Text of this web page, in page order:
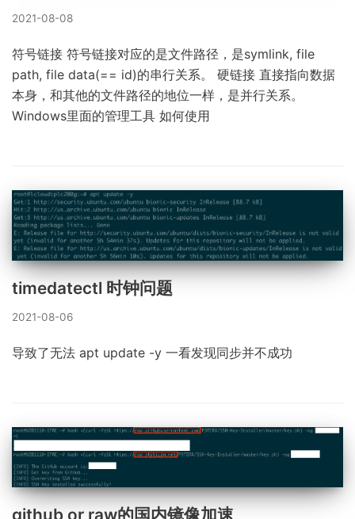
2021-08-08
符号链接 符号链接对应的是文件路径，是symlink, file
path, file data(== id)的串行关系。 硬链接 直接指向数据
本身，和其他的文件路径的地位一样，是并行关系。
Windows里面的管理工具 如何使用
timedatectl 时钟问题
2021-08-06
导致了无法 apt update -y 一看发现同步并不成功
github or raw的国内镜像加速